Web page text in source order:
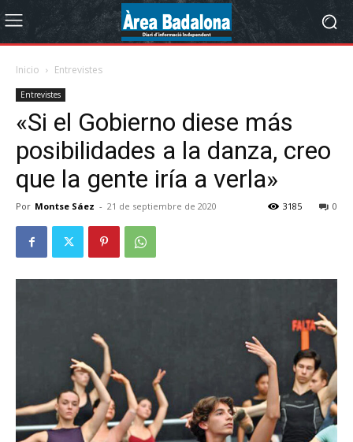
Inicio Entrevistes
Entrevistes
«Si el Gobierno diese más
posibilidades a la danza, creo
que la gente iría a verla»
Por Montse Sáez - 21 de septiembre de 2020 0
3185